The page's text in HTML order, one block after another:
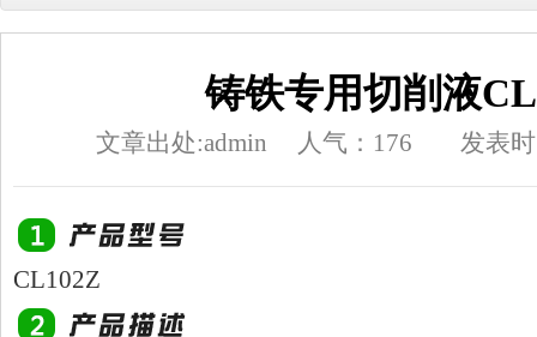
铸铁专用切削液
文章出处:admin 人气： 176 发表
CL102Z